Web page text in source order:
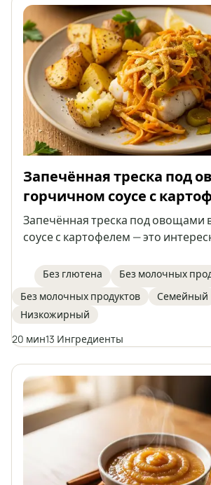
Запечённая треска под
горчичном соусе с
Запечённая треска под овощами
соусе с картофелем — это
Сочная треска запекается с
в ароматном горчичном соусе, а
подаётся с запечённым
вариант для тех, кто следит за
питанием и ищет разнообразия в
Без глютена
Без молочных
Без молочных продуктов
Семейный
Низкожирный
20 мин13 Ингредиенты